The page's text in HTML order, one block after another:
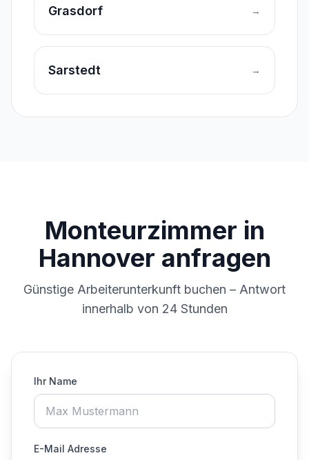
Grasdorf →
Sarstedt →
Monteurzimmer in
Hannover anfragen
Günstige Arbeiterunterkunft buchen – Antwort
innerhalb von 24 Stunden
Ihr Name
E-Mail Adresse